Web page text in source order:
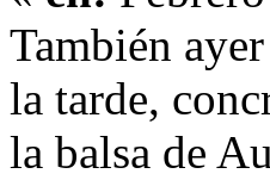
También
la tarde,
la balsa de